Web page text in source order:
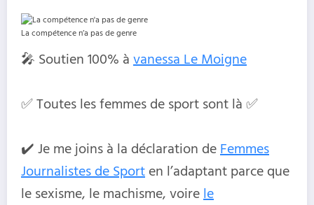
La compétence n’a pas de genre
🎤 Soutien 100% à vanessa Le Moigne
✅ Toutes les femmes de sport sont là ✅
✔️ Je me joins à la déclaration deFemmes
Journalistes de Sport en l’adaptant parce que
le sexisme, le machisme, voirele